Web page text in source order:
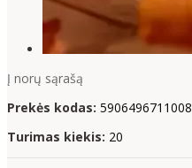
Į norų sąrašą
Prekės kodas: 5906496711008
Turimas kiekis: 20